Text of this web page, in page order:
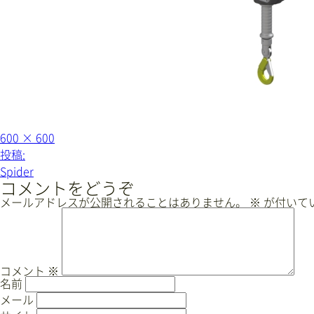
フ
ル
サ
イ
ズ
600 × 600
投
稿
ナ
ビ
ョ
ン
投稿:
Spider
コメントをどうぞ
メールアドレスが公開されることはありません。 ※ が付いて
コメント ※
名前
メール